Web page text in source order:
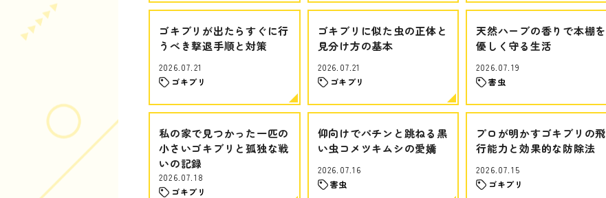
ゴキブリが出たらすぐに行
うべき撃退手順と対策
2026.07.21
ゴキブリ
ゴキブリに似た虫の正体と
見分け方の基本
2026.07.21
ゴキブリ
天然ハーブの香りで本棚を
優しく守る生活
2026.07.19
害虫
私の家で見つかった一匹の
小さいゴキブリと孤独な戦
いの記録
2026.07.18
ゴキブリ
仰向けでパチンと跳ねる黒
い虫コメツキムシの愛嬌
2026.07.16
害虫
プロが明かすゴキブリの飛
行能力と効果的な防除法
2026.07.15
ゴキブリ